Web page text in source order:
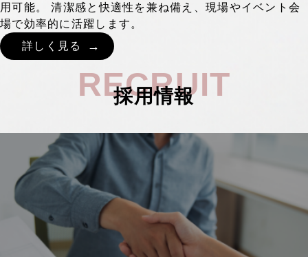
用可能。 清潔感と快適性を兼ね備え、現場やイベント会
場で効率的に活躍します。
詳しく見る
RECRUIT
採用情報